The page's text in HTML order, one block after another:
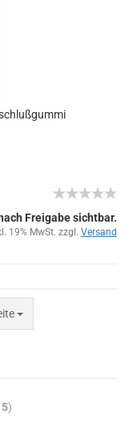
Freigabe sichtbar.
19% MwSt. zzgl. Versand
5)